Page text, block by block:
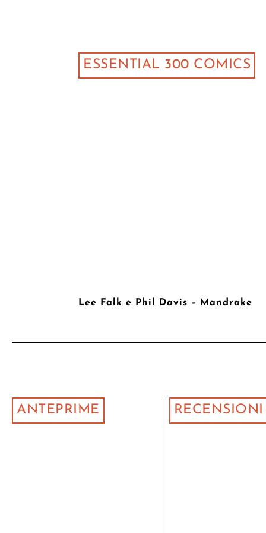
ESSENTIAL 300 COMICS
Lee Falk e Phil Davis – Mandrake
ANTEPRIME RECENSIONI